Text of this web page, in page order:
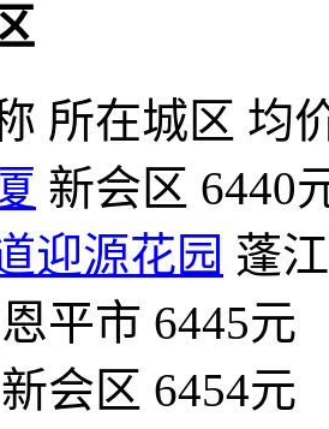
所在城区 均
新会区 6440
迎源花园 蓬
恩平市 6445元
新会区 6454元